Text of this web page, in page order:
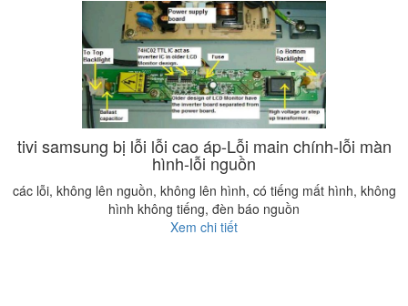
tivi samsung bị lỗi lỗi cao áp-Lỗi main chính-lỗi màn
hình-lỗi nguồn
các lỗi, không lên nguồn, không lên hình, có tiếng mất hình, không
hình không tiếng, đèn báo nguồn
Xem chi tiết